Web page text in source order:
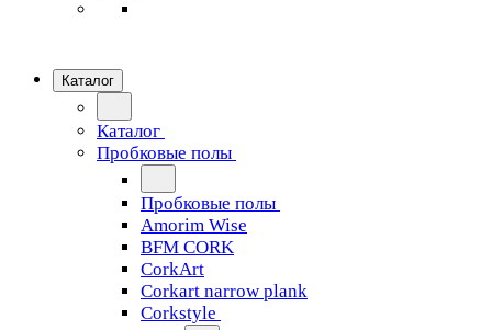
Каталог
Каталог
Пробковые полы
Пробковые полы
Amorim Wise
BFM CORK
CorkArt
Corkart narrow plank
Corkstyle